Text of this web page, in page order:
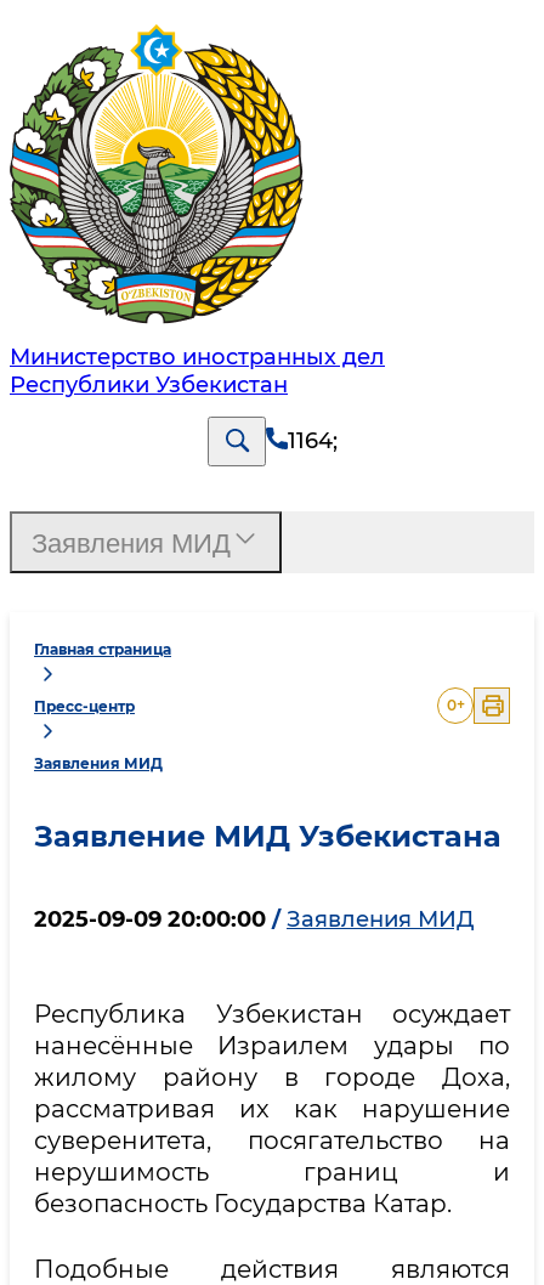
Министерство иностранных дел
Республики Узбекистан
1164;
Главная страница
Пресс-центр
Заявления МИД
0+
Заявление МИД Узбекистана
2025-09-09 20:00:00 / Заявления МИД
Республика Узбекистан осуждает
нанесённые Израилем удары по
жилому району в городе Доха,
рассматривая их как нарушение
суверенитета, посягательство на
нерушимость границ и
безопасность Государства Катар.
Подобные действия являются
Заявления МИД